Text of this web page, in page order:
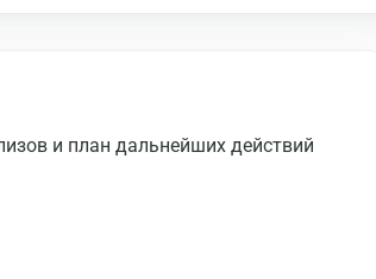
и план дальнейших действий